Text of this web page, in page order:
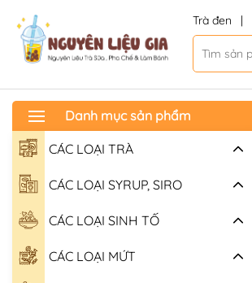
Trà đen |
Danh mục sản phẩm
CÁC LOẠI TRÀ
CÁC LOẠI SYRUP, SIRO
CÁC LOẠI SINH TỐ
CÁC LOẠI MỨT